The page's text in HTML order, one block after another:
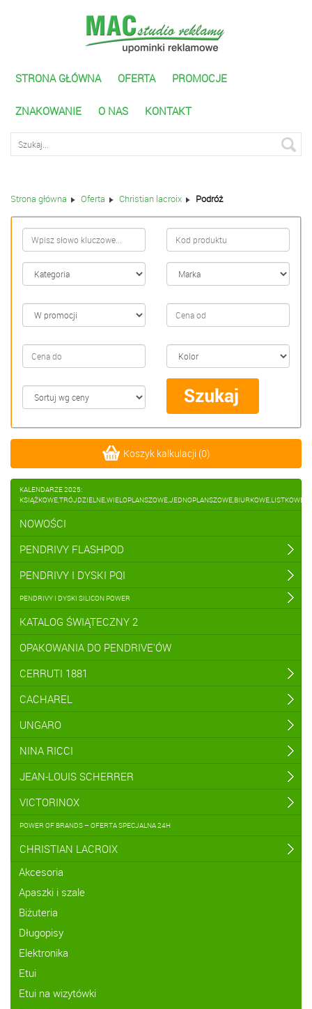
STRONA GŁÓWNA OFERTA PROMOCJE
ZNAKOWANIE O NAS KONTAKT
Strona główna Oferta Christian lacroix Podróż
Koszyk kalkulacji (0)
KALENDARZE 2025:
KSIĄŻKOWE,TRÓJDZIELNE,WIELOPLANSZOWE,JEDNOPLANSZOWE,BIURKOWE,LISTKOWE
NOWOŚCI
PENDRIVY FLASHPOD
PENDRIVY I DYSKI PQI
PENDRIVY I DYSKI SILICON POWER
KATALOG ŚWIĄTECZNY 2
OPAKOWANIA DO PENDRIVE'ÓW
CERRUTI 1881
CACHAREL
UNGARO
NINA RICCI
JEAN-LOUIS SCHERRER
VICTORINOX
POWER OF BRANDS – OFERTA SPECJALNA 24H
CHRISTIAN LACROIX
Akcesoria
Apaszki i szale
Biżuteria
Długopisy
Elektronika
Etui
Etui na wizytówki